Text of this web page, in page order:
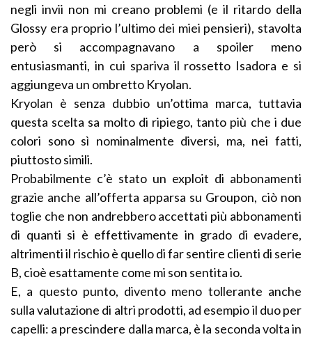
negli invii non mi creano problemi (e il ritardo della
Glossy era proprio l’ultimo dei miei pensieri), stavolta
però si accompagnavano a spoiler meno
entusiasmanti, in cui spariva il rossetto Isadora e si
aggiungeva un ombretto Kryolan.
Kryolan è senza dubbio un’ottima marca, tuttavia
questa scelta sa molto di ripiego, tanto più che i due
colori sono sì nominalmente diversi, ma, nei fatti,
piuttosto simili.
Probabilmente c’è stato un exploit di abbonamenti
grazie anche all’offerta apparsa su Groupon, ciò non
toglie che non andrebbero accettati più abbonamenti
di quanti si è effettivamente in grado di evadere,
altrimenti il rischio è quello di far sentire clienti di serie
B, cioè esattamente come mi son sentita io.
E, a questo punto, divento meno tollerante anche
sulla valutazione di altri prodotti, ad esempio il duo per
capelli: a prescindere dalla marca, è la seconda volta in